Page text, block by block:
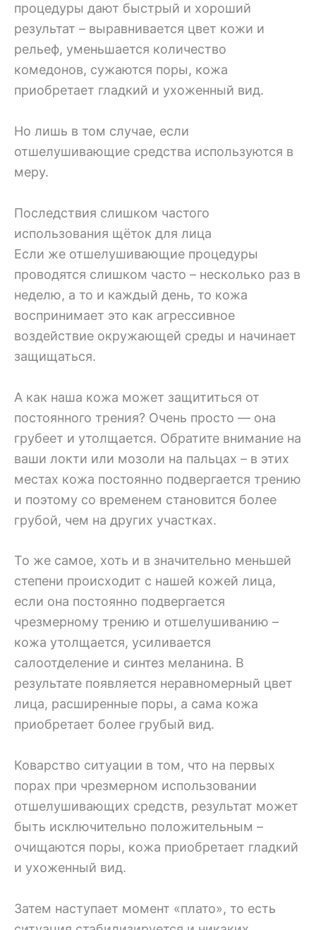
процедуры дают быстрый и хороший
результат – выравнивается цвет кожи и
рельеф, уменьшается количество
комедонов, сужаются поры, кожа
приобретает гладкий и ухоженный вид.
Но лишь в том случае, если
отшелушивающие средства используются в
меру.
Последствия слишком частого
использования щёток для лица
Если же отшелушивающие процедуры
проводятся слишком часто – несколько раз в
неделю, а то и каждый день, то кожа
воспринимает это как агрессивное
воздействие окружающей среды и начинает
защищаться.
А как наша кожа может защититься от
постоянного трения? Очень просто — она
грубеет и утолщается. Обратите внимание на
ваши локти или мозоли на пальцах – в этих
местах кожа постоянно подвергается трению
и поэтому со временем становится более
грубой, чем на других участках.
То же самое, хоть и в значительно меньшей
степени происходит с нашей кожей лица,
если она постоянно подвергается
чрезмерному трению и отшелушиванию –
кожа утолщается, усиливается
салоотделение и синтез меланина. В
результате появляется неравномерный цвет
лица, расширенные поры, а сама кожа
приобретает более грубый вид.
Коварство ситуации в том, что на первых
порах при чрезмерном использовании
отшелушивающих средств, результат может
быть исключительно положительным –
очищаются поры, кожа приобретает гладкий
и ухоженный вид.
Затем наступает момент «плато», то есть